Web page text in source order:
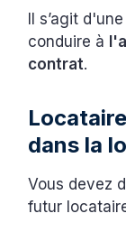
Il s’agit
conduire à
contrat.
dans la
Vous devez
futur